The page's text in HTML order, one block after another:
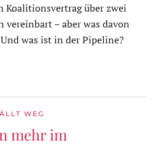
Koalitionsvertrag über zwei
vereinbart – aber was davon
was ist in der Pipeline?
WEG
mehr im